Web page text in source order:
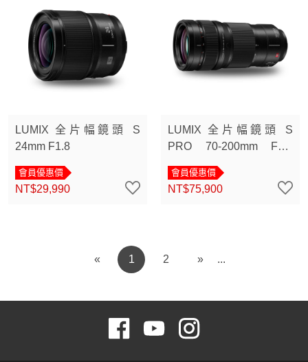
LUMIX 全片幅鏡頭 S
24mm F1.8
會員優惠價
NT$29,990
LUMIX 全片幅鏡頭 S
PRO 70-200mm F2.8
會員優惠價
NT$75,900
« 1 2 »